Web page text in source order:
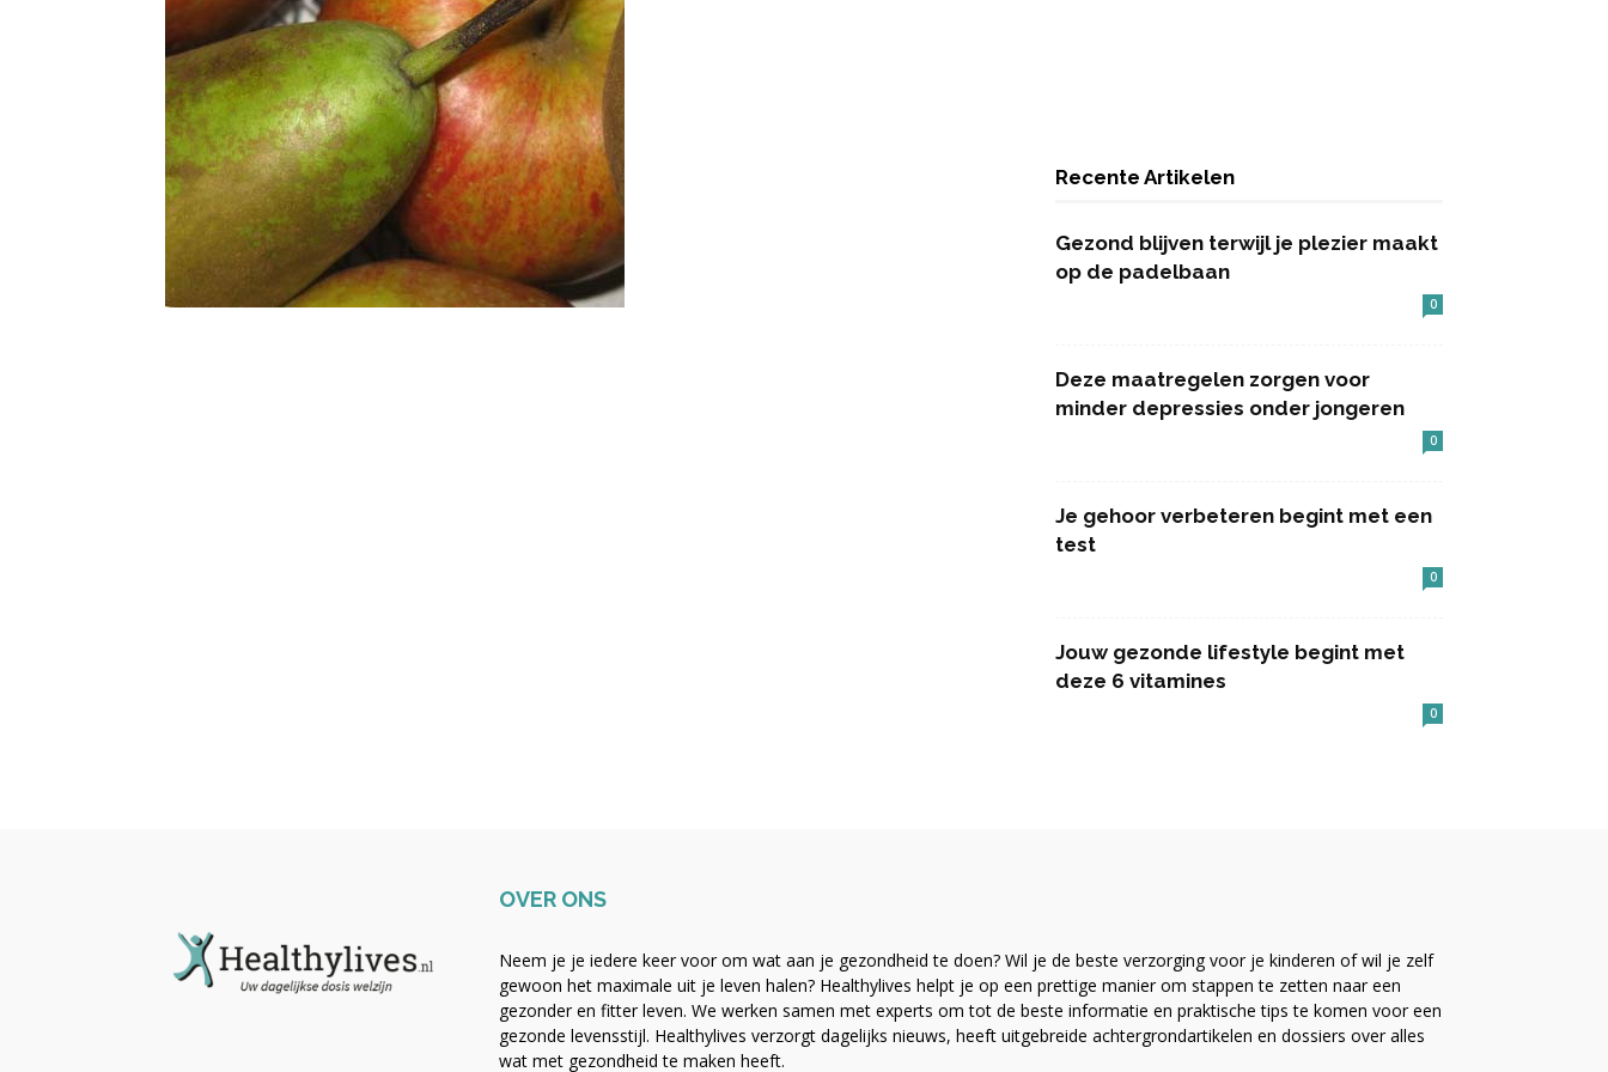
Recente Artikelen
Gezond blijven terwijl je plezier maakt
op de padelbaan
0
Deze maatregelen zorgen voor
minder depressies onder jongeren
0
Je gehoor verbeteren begint met een
test
0
Jouw gezonde lifestyle begint met
deze 6 vitamines
0
OVER ONS
Neem je je iedere keer voor om wat aan je gezondheid te doen? Wil je de beste verzorging voor je kinderen of wil je zelf
gewoon het maximale uit je leven halen? Healthylives helpt je op een prettige manier om stappen te zetten naar een
gezonder en fitter leven. We werken samen met experts om tot de beste informatie en praktische tips te komen voor een
gezonde levensstijl. Healthylives verzorgt dagelijks nieuws, heeft uitgebreide achtergrondartikelen en dossiers over alles
wat met gezondheid te maken heeft.